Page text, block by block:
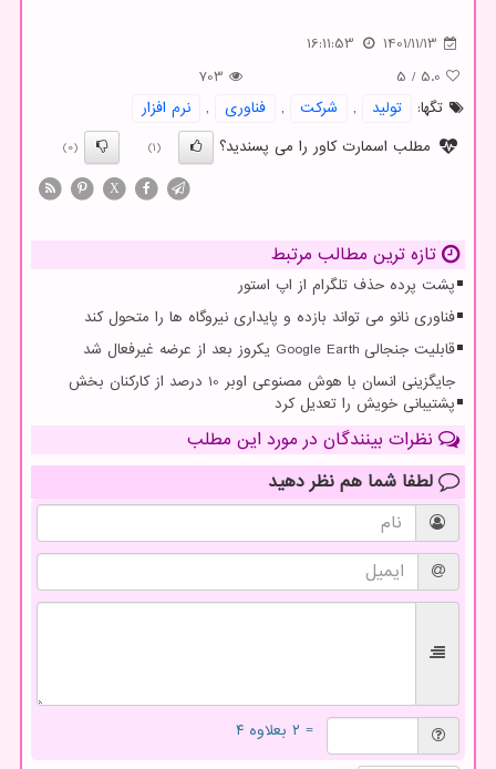
1401/11/13
16:11:53
5.0
/
5
703
تگها:
تولید , شركت , فناوری ,
نرم افزار
مطلب اسمارت کاور را می پسندید؟
(1)
(0)
X
تازه ترین مطالب مرتبط
پشت پرده حذف تلگرام از اپ استور
فناوری نانو می تواند بازده و پایداری نیروگاه ها را متحول کند
قابلیت جنجالی Google Earth یکروز بعد از عرضه غیرفعال شد
جایگزینی انسان با هوش مصنوعی اوبر 10 درصد از کارکنان بخش
پشتیبانی خویش را تعدیل کرد
نظرات بینندگان در مورد این مطلب
لطفا شما هم نظر دهید
= ۲ بعلاوه ۴